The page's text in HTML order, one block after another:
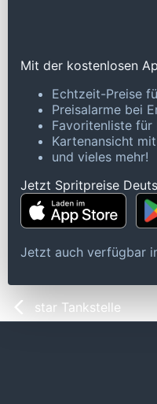
Mit der kostenlosen
Echtzeit-Preise
Preisalarme bei
Favoritenliste für
Kartenansicht
und vieles mehr!
Jetzt Spritpreise
Jetzt auch verfügbar
star Tankstelle